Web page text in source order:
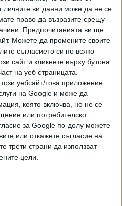
личните ви данни може да не се
право да възразите срещу
Предпочитанията ви ще
Можете да промените своите
съгласието си по всяко
сайт и кликнете върху бутона
на уеб страницата.
уебсайт/това приложение
на Google и може да
която включва, но не се
или потребителско
за Google по-долу можете
или откажете съгласие на
трети страни да използват
цели.
покани за посещения в
ръкостискане между
южнокорейският
това той бе похвалил
"такава смелост" и
"ще остане в историята"
мир на Корейския
пристигна в Южна Корея
на Г-20 в Осака, където
в Туитър за среща с
Севернокореецът откликна